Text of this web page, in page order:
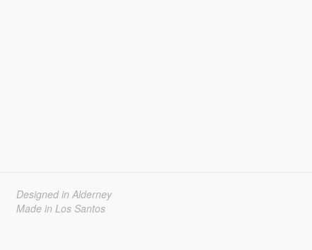
Designed in Alderney
Made in Los Santos